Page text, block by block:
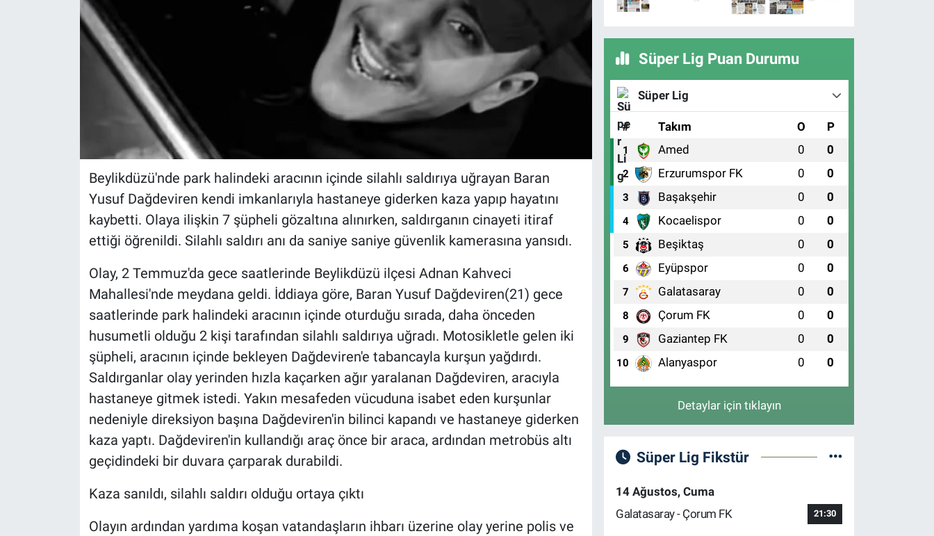
Beylikdüzü'nde park halindeki aracının içinde silahlı saldırıya uğrayan Baran
Yusuf Dağdeviren kendi imkanlarıyla hastaneye giderken kaza yapıp hayatını
kaybetti. Olaya ilişkin 7 şüpheli gözaltına alınırken, saldırganın cinayeti itiraf
ettiği öğrenildi. Silahlı saldırı anı da saniye saniye güvenlik kamerasına yansıdı.
Olay, 2 Temmuz'da gece saatlerinde Beylikdüzü ilçesi Adnan Kahveci
Mahallesi'nde meydana geldi. İddiaya göre, Baran Yusuf Dağdeviren(21) gece
saatlerinde park halindeki aracının içinde oturduğu sırada, daha önceden
husumetli olduğu 2 kişi tarafından silahlı saldırıya uğradı. Motosikletle gelen iki
şüpheli, aracının içinde bekleyen Dağdeviren'e tabancayla kurşun yağdırdı.
Saldırganlar olay yerinden hızla kaçarken ağır yaralanan Dağdeviren, aracıyla
hastaneye gitmek istedi. Yakın mesafeden vücuduna isabet eden kurşunlar
nedeniyle direksiyon başına Dağdeviren'in bilinci kapandı ve hastaneye giderken
kaza yaptı. Dağdeviren'in kullandığı araç önce bir araca, ardından metrobüs altı
geçidindeki bir duvara çarparak durabildi.
Kaza sanıldı, silahlı saldırı olduğu ortaya çıktı
Olayın ardından yardıma koşan vatandaşların ihbarı üzerine olay yerine polis ve
Süper Lig Puan Durumu
Süper Lig
# Takım O P
1 Amed 0 0
2 Erzurumspor FK 0 0
3 Başakşehir 0 0
4 Kocaelispor 0 0
5 Beşiktaş 0 0
6 Eyüpspor 0 0
7 Galatasaray 0 0
8 Çorum FK 0 0
9 Gaziantep FK 0 0
10 Alanyaspor 0 0
Detaylar için tıklayın
Süper Lig Fikstür
14 Ağustos, Cuma
Galatasaray - Çorum FK
21:30